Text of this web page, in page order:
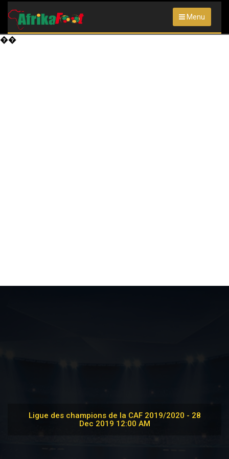
Menu
��
Ligue des champions de la CAF 2019/2020 - 28
Dec 2019 12:00 AM